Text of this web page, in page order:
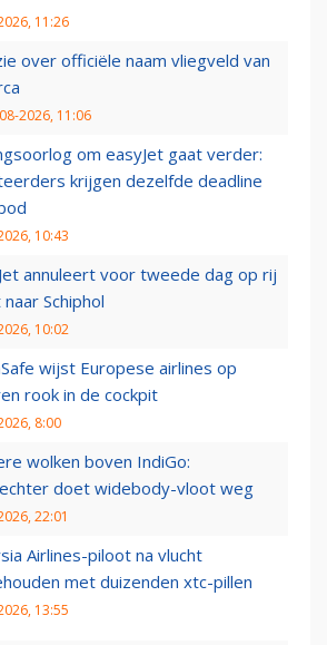
11:26
over officiële naam vliegveld van
2026, 11:06
om easyJet gaat verder:
krijgen dezelfde deadline
10:43
annuleert voor tweede dag op rij
Schiphol
10:02
wijst Europese airlines op
rook in de cockpit
8:00
wolken boven IndiGo:
doet widebody-vloot weg
22:01
Airlines-piloot na vlucht
met duizenden xtc-pillen
13:55